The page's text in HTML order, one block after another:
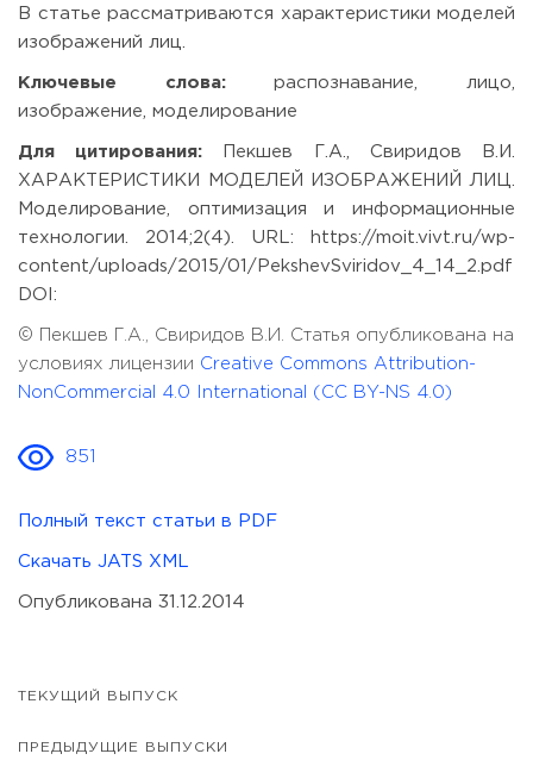
В статье рассматриваются характеристики моделей
изображений лиц.
Ключевые слова:распознавание, лицо,
изображение, моделирование
Для цитирования: Пекшев Г.А., Свиридов В.И.
ХАРАКТЕРИСТИКИ МОДЕЛЕЙ ИЗОБРАЖЕНИЙ ЛИЦ.
Моделирование, оптимизация и информационные
технологии. 2014;2(4). URL: https://moit.vivt.ru/wp-
content/uploads/2015/01/PekshevSviridov_4_14_2.pdf
DOI:
© Пекшев Г.А., Свиридов В.И. Статья опубликована на
условиях лицензии Creative Commons Attribution-
NonCommercial 4.0 International (CC BY-NS 4.0)
851
Полный текст статьи в PDF
Скачать JATS XML
Опубликована 31.12.2014
ТЕКУЩИЙ ВЫПУСК
ПРЕДЫДУЩИЕ ВЫПУСКИ